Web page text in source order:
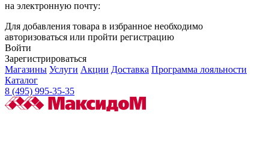
на электронную почту:
Для добавления товара в избранное необходимо
авторизоваться или пройти регистрацию
Войти
Зарегистрироваться
Магазины Услуги Акции Доставка Программа лояльности
Каталог
8 (495) 995-35-35